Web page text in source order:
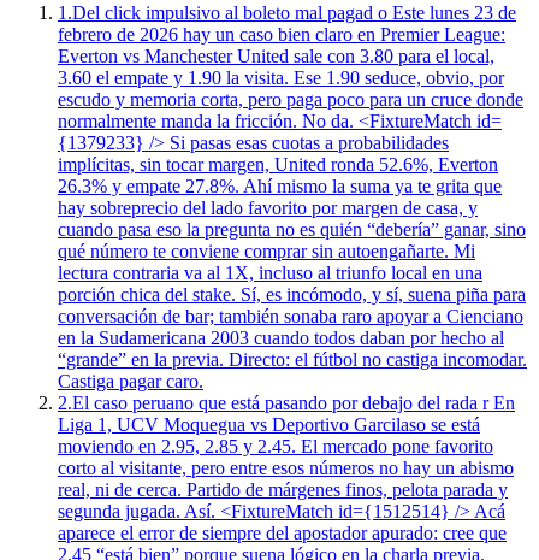
1.Del click impulsivo al boleto mal pagad o Este lunes 23 de
febrero de 2026 hay un caso bien claro en Premier League:
Everton vs Manchester United sale con 3.80 para el local,
3.60 el empate y 1.90 la visita. Ese 1.90 seduce, obvio, por
escudo y memoria corta, pero paga poco para un cruce donde
normalmente manda la fricción. No da. <FixtureMatch id=
{1379233} /> Si pasas esas cuotas a probabilidades
implícitas, sin tocar margen, United ronda 52.6%, Everton
26.3% y empate 27.8%. Ahí mismo la suma ya te grita que
hay sobreprecio del lado favorito por margen de casa, y
cuando pasa eso la pregunta no es quién “debería” ganar, sino
qué número te conviene comprar sin autoengañarte. Mi
lectura contraria va al 1X, incluso al triunfo local en una
porción chica del stake. Sí, es incómodo, y sí, suena piña para
conversación de bar; también sonaba raro apoyar a Cienciano
en la Sudamericana 2003 cuando todos daban por hecho al
“grande” en la previa. Directo: el fútbol no castiga incomodar.
Castiga pagar caro.
2.El caso peruano que está pasando por debajo del rada r En
Liga 1, UCV Moquegua vs Deportivo Garcilaso se está
moviendo en 2.95, 2.85 y 2.45. El mercado pone favorito
corto al visitante, pero entre esos números no hay un abismo
real, ni de cerca. Partido de márgenes finos, pelota parada y
segunda jugada. Así. <FixtureMatch id={1512514} /> Acá
aparece el error de siempre del apostador apurado: cree que
2.45 “está bien” porque suena lógico en la charla previa.